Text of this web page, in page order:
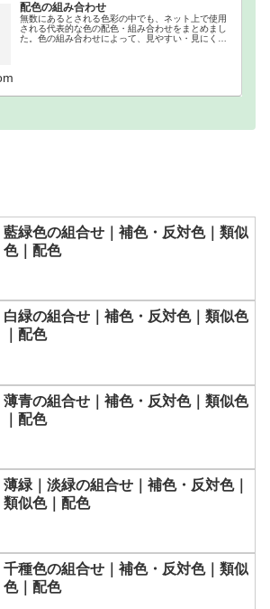
配色の組み合わせ
無数にあるとされる色彩の中でも、ネット上で使用
される代表的な色の配色・組み合わせをまとめまし
た。色の組み合わせによって、見やすい・見にくい
藍緑色の組合せ｜補色・反対色｜類似
色｜配色
白緑の組合せ｜補色・反対色｜類似色
｜配色
薄青の組合せ｜補色・反対色｜類似色
｜配色
薄緑｜淡緑の組合せ｜補色・反対色｜
類似色｜配色
千種色の組合せ｜補色・反対色｜類似
色｜配色